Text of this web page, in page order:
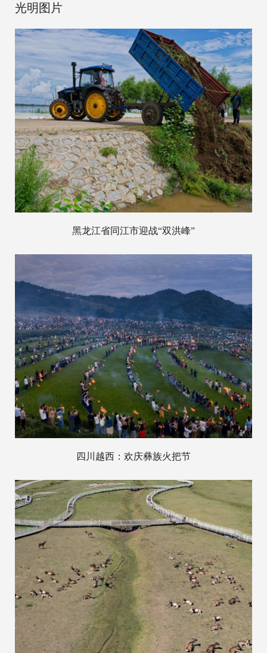
光明图片
黑龙江省同江市迎战“双洪峰”
四川越西：欢庆彝族火把节